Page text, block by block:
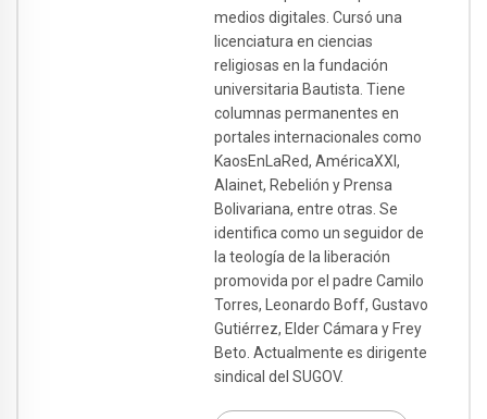
medios digitales. Cursó una
licenciatura en ciencias
religiosas en la fundación
universitaria Bautista. Tiene
columnas permanentes en
portales internacionales como
KaosEnLaRed, AméricaXXI,
Alainet, Rebelión y Prensa
Bolivariana, entre otras. Se
identifica como un seguidor de
la teología de la liberación
promovida por el padre Camilo
Torres, Leonardo Boff, Gustavo
Gutiérrez, Elder Cámara y Frey
Beto. Actualmente es dirigente
sindical del SUGOV.